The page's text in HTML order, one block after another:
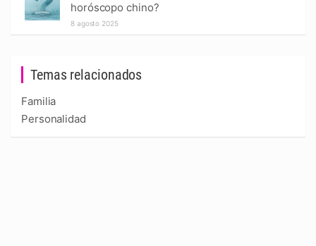
Temas relacionados
Familia
Personalidad
horóscopo chino?
8 agosto 2025